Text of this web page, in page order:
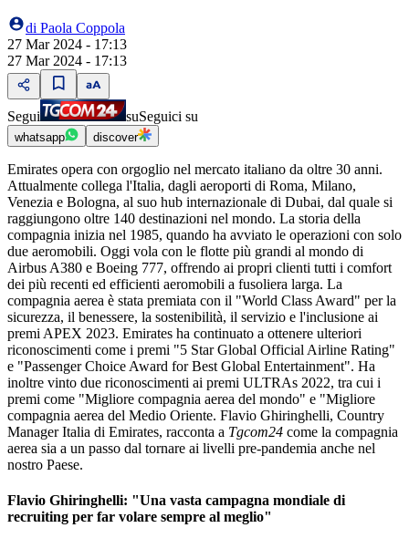
di Paola Coppola
27 Mar 2024 - 17:13
27 Mar 2024 - 17:13
Segui suSeguici su
whatsapp discover
Emirates opera con orgoglio nel mercato italiano da oltre 30 anni.
Attualmente collega l'Italia, dagli aeroporti di Roma, Milano,
Venezia e Bologna, al suo hub internazionale di Dubai, dal quale si
raggiungono oltre 140 destinazioni nel mondo. La storia della
compagnia inizia nel 1985, quando ha avviato le operazioni con solo
due aeromobili. Oggi vola con le flotte più grandi al mondo di
Airbus A380 e Boeing 777, offrendo ai propri clienti tutti i comfort
dei più recenti ed efficienti aeromobili a fusoliera larga. La
compagnia aerea è stata premiata con il "World Class Award" per la
sicurezza, il benessere, la sostenibilità, il servizio e l'inclusione ai
premi APEX 2023. Emirates ha continuato a ottenere ulteriori
riconoscimenti come i premi "5 Star Global Official Airline Rating"
e "Passenger Choice Award for Best Global Entertainment". Ha
inoltre vinto due riconoscimenti ai premi ULTRAs 2022, tra cui i
premi come "Migliore compagnia aerea del mondo" e "Migliore
compagnia aerea del Medio Oriente. Flavio Ghiringhelli, Country
Manager Italia di Emirates, racconta a Tgcom24 come la compagnia
aerea sia a un passo dal tornare ai livelli pre-pandemia anche nel
nostro Paese.
Flavio Ghiringhelli: "Una vasta campagna mondiale di
recruiting per far volare sempre al meglio"